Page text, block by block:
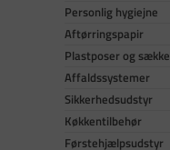
Personlig hygiejne
Aftørringspapir
Plastposer og sække
Affaldssystemer
Sikkerhedsudstyr
Køkkentilbehør
Førstehjælpsudstyr